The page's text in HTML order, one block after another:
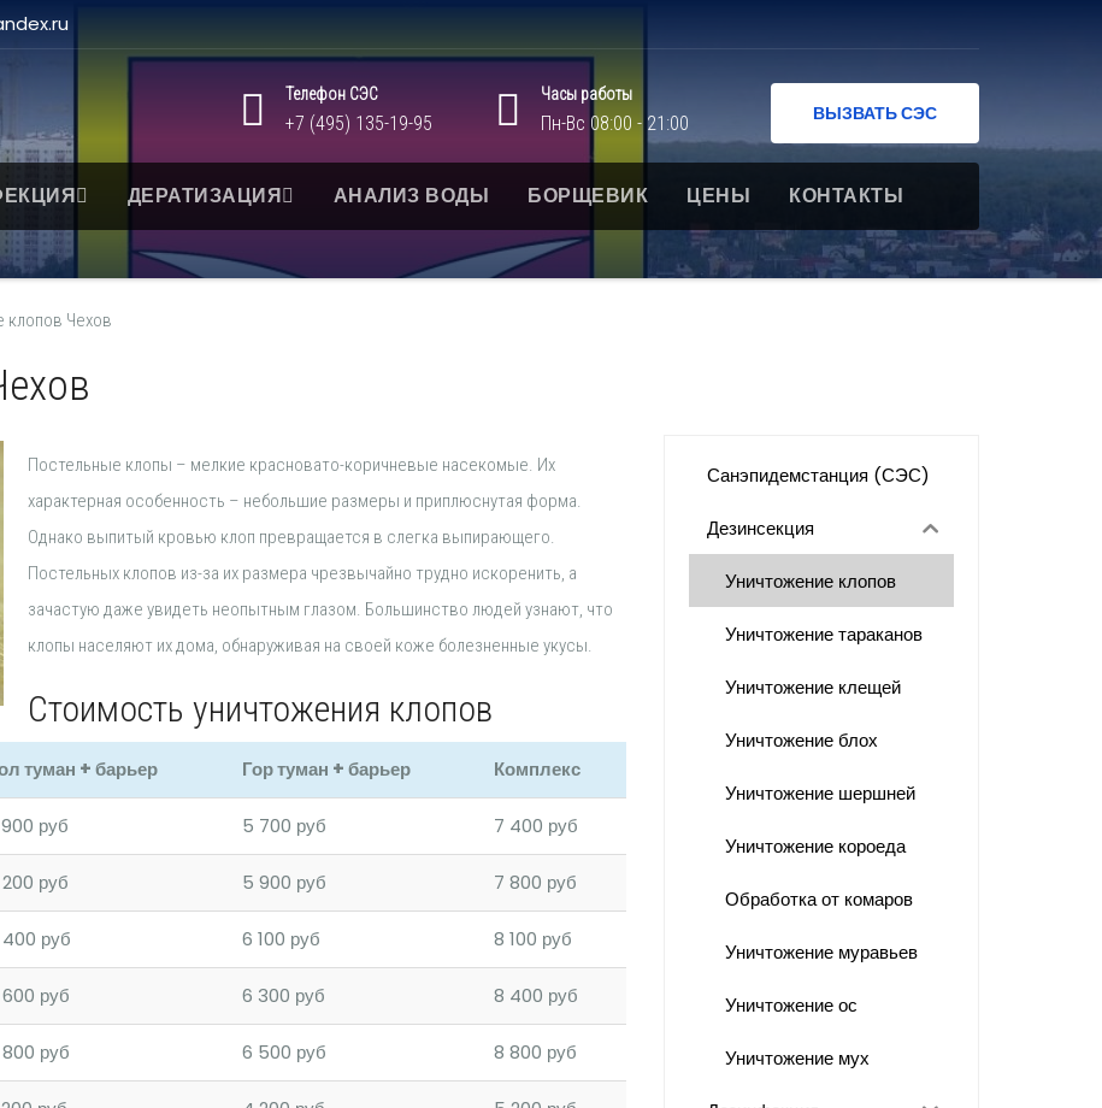
Телефон СЭС
+7 (495) 135-19-95
Часы работы
Пн-Вс 08:00 - 21:00 ВЫЗВАТЬ СЭС
ДЕРАТИЗАЦИЯ АНАЛИЗ ВОДЫ БОРЩЕВИК ЦЕНЫ КОНТАКТЫ
клопов Чехов
Постельные клопы – мелкие красновато-коричневые насекомые. Их
характерная особенность – небольшие размеры и приплюснутая форма.
Однако выпитый кровью клоп превращается в слегка выпирающего.
Постельных клопов из-за их размера чрезвычайно трудно искоренить, а
зачастую даже увидеть неопытным глазом. Большинство людей узнают, что
клопы населяют их дома, обнаруживая на своей коже болезненные укусы.
Стоимость уничтожения клопов
туман + барьер Гор туман + барьер Комплекс
руб 5 700 руб 7 400 руб
руб 5 900 руб 7 800 руб
руб 6 100 руб 8 100 руб
руб 6 300 руб 8 400 руб
руб 6 500 руб 8 800 руб
Санэпидемстанция (СЭС)
Дезинсекция
Уничтожение клопов
Уничтожение тараканов
Уничтожение клещей
Уничтожение блох
Уничтожение шершней
Уничтожение короеда
Обработка от комаров
Уничтожение муравьев
Уничтожение ос
Уничтожение мух